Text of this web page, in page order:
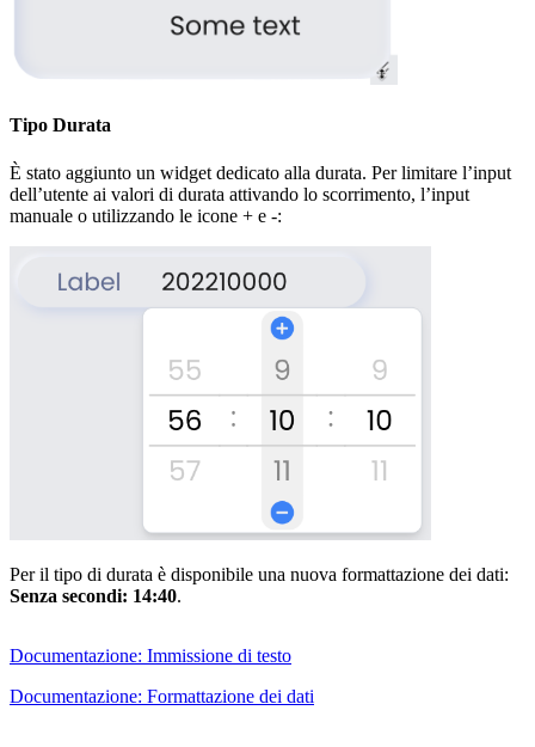
Tipo Durata
È stato aggiunto un widget dedicato alla durata. Per limitare l’input
dell’utente ai valori di durata attivando lo scorrimento, l’input
manuale o utilizzando le icone + e -:
Per il tipo di durata è disponibile una nuova formattazione dei dati:
Senza secondi: 14:40.
Documentazione: Immissione di testo
Documentazione: Formattazione dei dati